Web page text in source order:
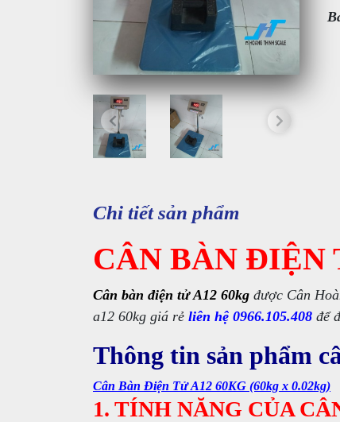
Chi tiết sản phẩm
CÂN BÀN ĐIỆN
Cân bàn điện tử A12 60kg được Cân
a12 60kg giá rẻ liên hệ 0966.105.408 để
Thông tin sản phẩm
Cân Bàn Điện Tử A12 60KG (60kg x 0.02kg)
1. TÍNH NĂNG CỦA